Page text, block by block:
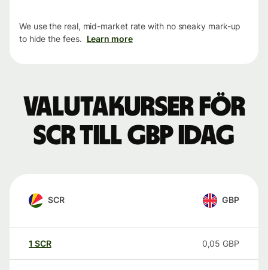
We use the real, mid-market rate with no sneaky mark-up
to hide the fees. Learn more
Valutakurser för
SCR till GBP idag
SCR GBP
1 SCR 0,05 GBP